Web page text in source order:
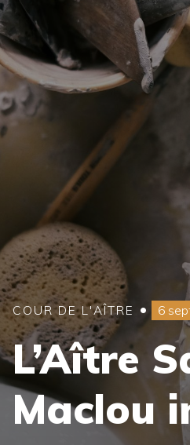
COUR DE L'AÎTRE • 6
L’Aître
Maclou